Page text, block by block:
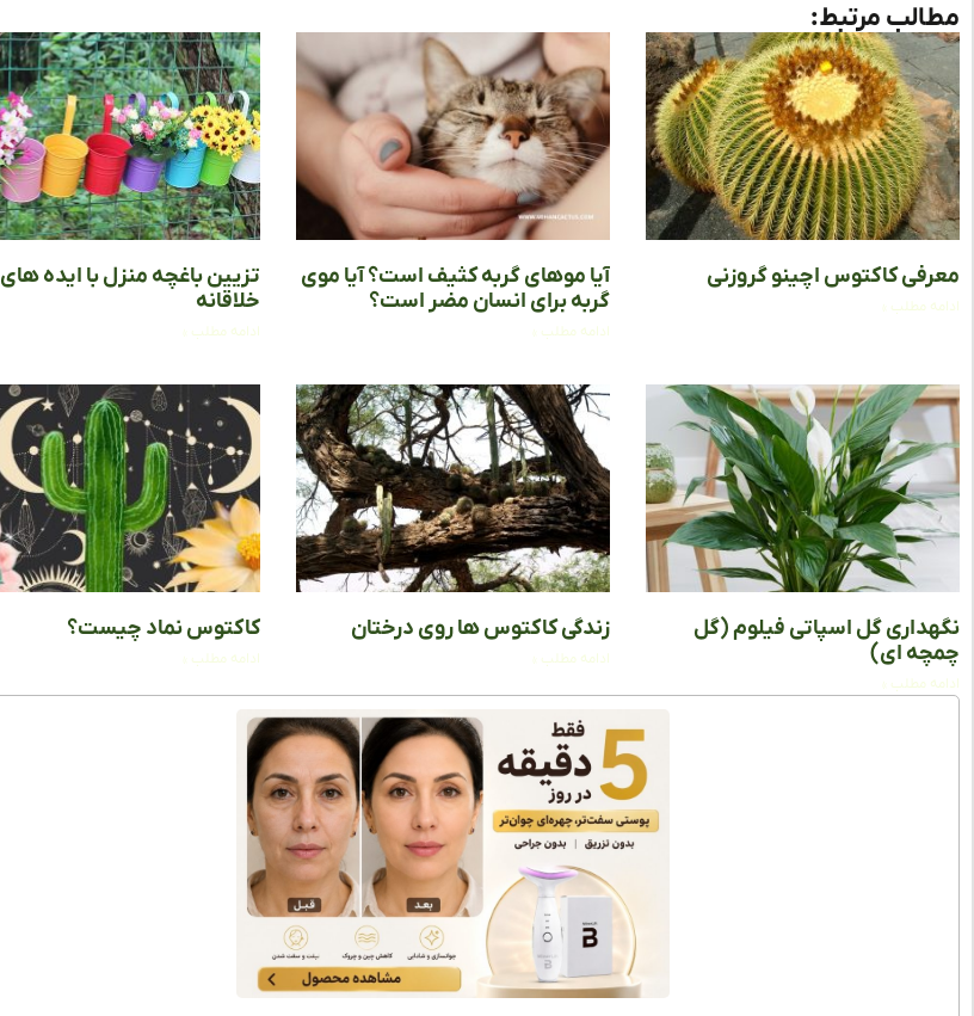
مطالب مرتبط:
معرفی کاکتوس اچینو گروزنی
ادامه مطلب »
آیا موهای گربه کثیف است؟ آیا موی
گربه برای انسان مضر است؟
ادامه مطلب »
تزیین باغچه منزل با ایده های
خلاقانه
ادامه مطلب »
نگهداری گل اسپاتی فیلوم (گل
چمچه ای)
ادامه مطلب »
زندگی کاکتوس ها روی درختان
ادامه مطلب »
کاکتوس نماد چیست؟
ادامه مطلب »